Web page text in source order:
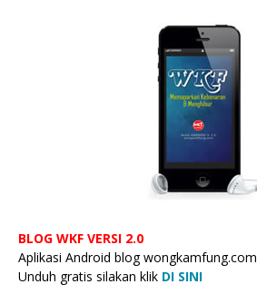
BLOG WKF VERSI 2.0
Aplikasi Android blog wongkamfung.com
Unduh gratis silakan klik DI SINI